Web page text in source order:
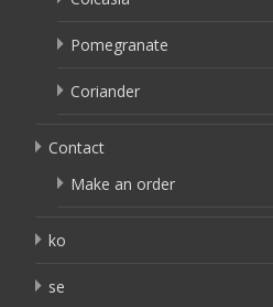
Pomegranate
Coriander
Contact
Make an order
ko
se